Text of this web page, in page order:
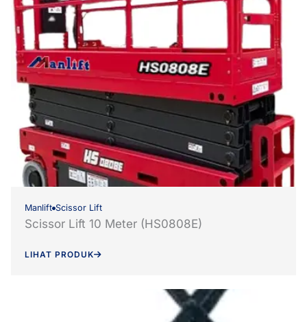
Manlift Scissor Lift
Scissor Lift 10 Meter (HS0808E)
LIHAT PRODUK